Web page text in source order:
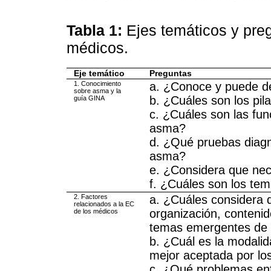
Tabla 1: Ejes temáticos y
médicos.
Eje temático Preguntas
1. Conocimiento
sobre asma y la
guía GINA
a. ¿Conoce y puede
b. ¿Cuáles son los
c. ¿Cuáles son las
asma?
d. ¿Qué pruebas
asma?
e. ¿Considera que
f. ¿Cuáles son los
2. Factores
relacionados a la EC
de los médicos
a. ¿Cuáles considera
organización,
temas emergentes de
b. ¿Cuál es la
mejor aceptada por